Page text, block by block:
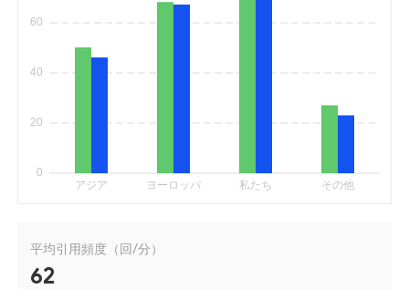
平均引用頻度（回/分）
62